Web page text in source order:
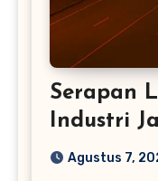
Serapan
Industri
Agustus 7,